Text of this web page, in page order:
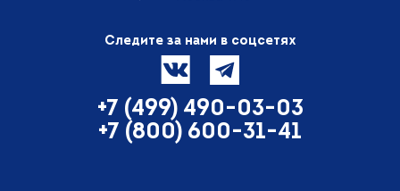
Следите за нами в соцсетях
+7 (499) 490-03-03
+7 (800) 600-31-41